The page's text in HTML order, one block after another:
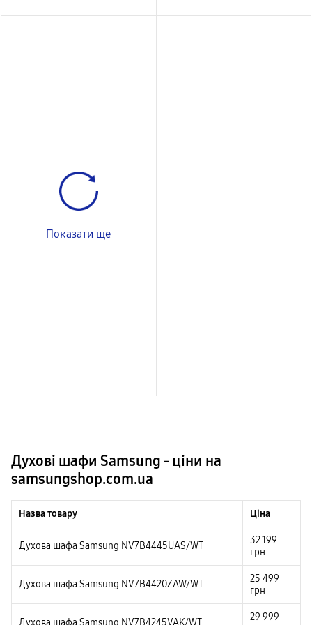
Показати ще
Духові шафи Samsung - ціни на
samsungshop.com.ua
Назва товару Ціна
Духова шафа Samsung NV7B4445UAS/WT
32 199
грн
Духова шафа Samsung NV7B4420ZAW/WT
25 499
грн
29 999